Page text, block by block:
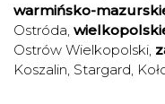
warmińsko-
Ostróda,
Ostrów Wielkopolski,
Koszalin, Stargard,